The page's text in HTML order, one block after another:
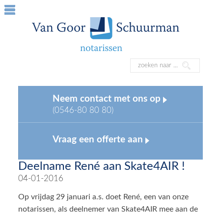
Neem contact met ons op
(0546-80 80 80)
Vraag een offerte aan
Deelname René aan Skate4AIR !
04-01-2016
Op vrijdag 29 januari a.s. doet René, een van onze
notarissen, als deelnemer van Skate4AIR mee aan de